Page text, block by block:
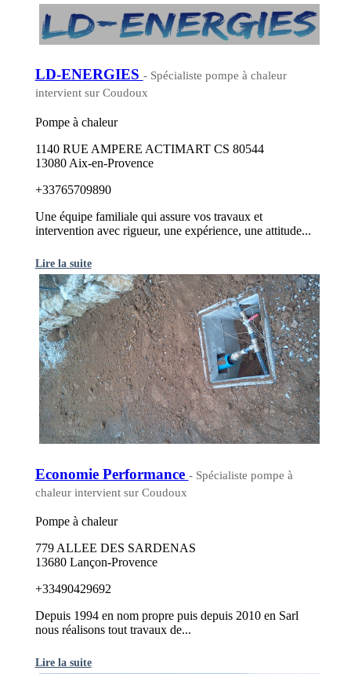
LD-ENERGIES - Spécialiste pompe à chaleur
intervient sur Coudoux
Pompe à chaleur
1140 RUE AMPERE ACTIMART CS 80544
13080 Aix-en-Provence
+33765709890
Une équipe familiale qui assure vos travaux et
intervention avec rigueur, une expérience, une attitude...
Lire la suite
Economie Performance - Spécialiste pompe à
chaleur intervient sur Coudoux
Pompe à chaleur
779 ALLEE DES SARDENAS
13680 Lançon-Provence
+33490429692
Depuis 1994 en nom propre puis depuis 2010 en Sarl
nous réalisons tout travaux de...
Lire la suite